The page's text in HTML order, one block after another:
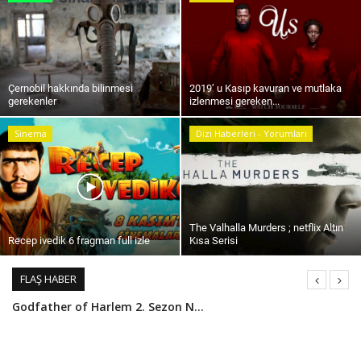
Sinema
Youtube
Ben Kimim ?
Oturum aç
Register
Çernobil hakkında bilinmesi
gerekenler
2019’ u Kasıp kavuran ve mutlaka
izlenmesi gereken...
Sinema
Recep ivedik 6 fragman full izle
Dizi Haberleri - Yorumları
The Valhalla Murders ; netflix Altın
Kısa Serisi
FLAŞ HABER
Godfather of Harlem 2. Sezon Ne zaman yayınlanacak ? 1. Sezonda neler oldu ?